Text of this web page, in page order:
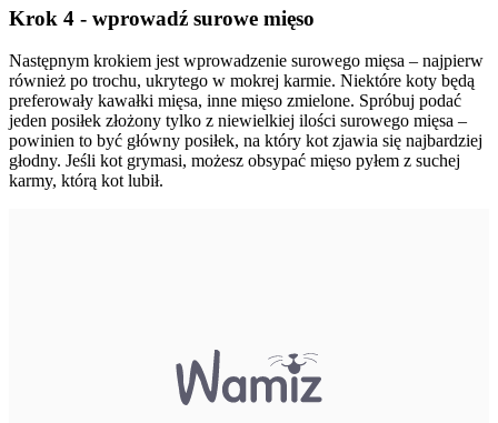
Krok 4 - wprowadź surowe mięso
Następnym krokiem jest wprowadzenie surowego mięsa – najpierw
również po trochu, ukrytego w mokrej karmie. Niektóre koty będą
preferowały kawałki mięsa, inne mięso zmielone. Spróbuj podać
jeden posiłek złożony tylko z niewielkiej ilości surowego mięsa –
powinien to być główny posiłek, na który kot zjawia się najbardziej
głodny. Jeśli kot grymasi, możesz obsypać mięso pyłem z suchej
karmy, którą kot lubił.